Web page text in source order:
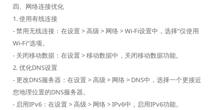
四、网络连接优化
1. 使用有线连接
- 禁用无线连接：在设置 > 高级 > 网络 > Wi-Fi设置中，选择“仅使用
Wi-Fi”选项。
- 关闭移动数据：在设置 > 移动数据中，关闭移动数据功能。
2. 优化DNS设置
- 更改DNS服务器：在设置 > 高级 > 网络 > DNS中，选择一个更接近
您地理位置的DNS服务器。
- 启用IPv6：在设置 > 高级 > 网络 > IPv6中，启用IPv6功能。